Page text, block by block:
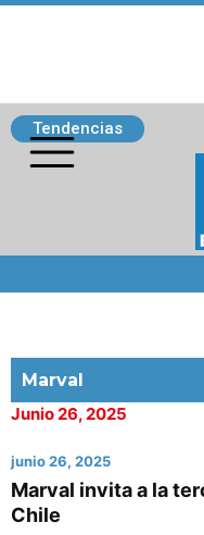
Tendencias
Marval
Junio 26, 2025
junio 26, 2025
Marval invita a la
Chile